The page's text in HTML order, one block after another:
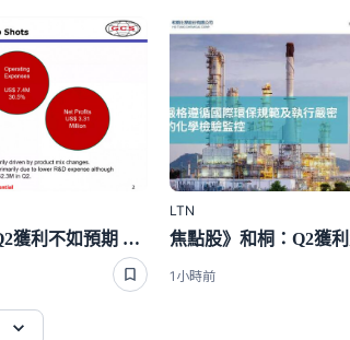
焦點股》環宇-KY：Q2獲利不如預期 開盤直奔跌停
LTN
1小時前